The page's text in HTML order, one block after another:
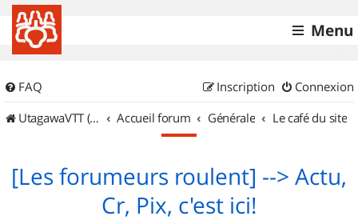
Menu
FAQ Connexion
Inscription
UtagawaVTT (Randos VTT et VTTAE avec traces GPS)
Accueil forum Générale Le café du site
[Les forumeurs roulent] --> Actu,
Cr, Pix, c'est ici!